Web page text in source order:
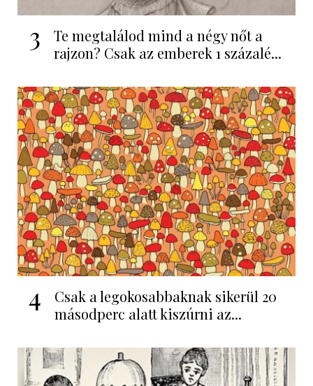
3
Te megtalálod mind a négy nőt a
rajzon? Csak az emberek 1 százalé...
4
Csak a legokosabbaknak sikerül 20
másodperc alatt kiszúrni az...